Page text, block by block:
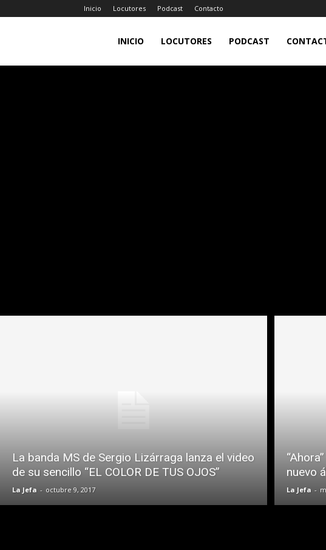
Inicio Locutores Podcast Contacto
INICIO LOCUTORES PODCAST
La banda MS de Sergio Lizárraga lanza el video
de su sencillo “EL COLOR DE TUS OJOS”
La Jefa - octubre 9, 2017
nuevo
La Jefa -